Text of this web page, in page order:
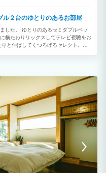
２台のゆとりのあるお部屋
した。 ゆとりのあるセミダブルベッ
横たわりリックスしてテレビ視聴をお
と伸ばしてくつろげるセレクト。観